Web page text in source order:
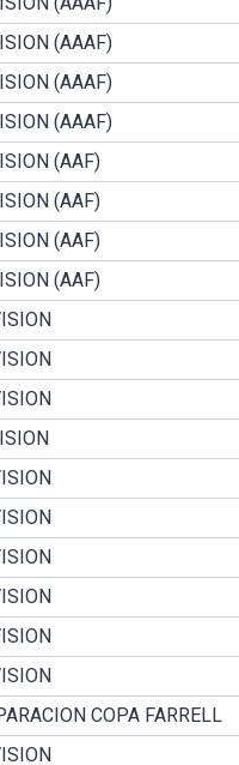
(AAAF)
(AAAF)
(AAAF)
(AAF)
(AAF)
(AAF)
(AAF)
COPA FARRELL